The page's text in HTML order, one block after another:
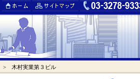
> 木村実業第３ビル